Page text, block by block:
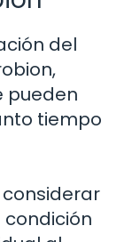
del
pueden
tiempo